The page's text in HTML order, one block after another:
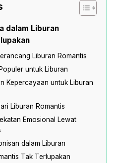
dalam Liburan
Liburan Romantis
untuk Liburan
Kepercayaan untuk Liburan
Liburan Romantis
Emosional Lewat
dalam Liburan
Tak Terlupakan